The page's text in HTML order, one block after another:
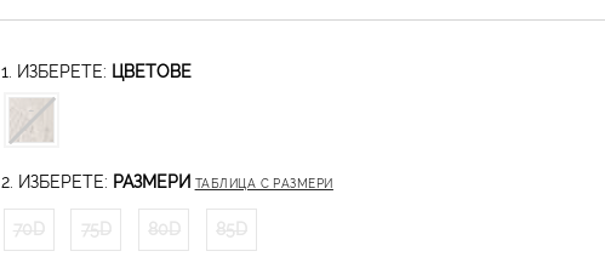
1. ИЗБЕРЕТЕ: ЦВЕТОВЕ
2. ИЗБЕРЕТЕ: РАЗМЕРИ ТАБЛИЦА С РАЗМЕРИ
70D 75D 80D 85D